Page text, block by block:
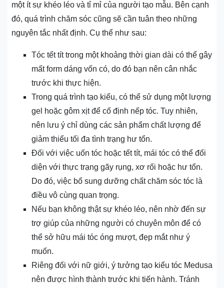
một ít sự khéo léo và tỉ mỉ của người tạo mẫu. Bên cạnh
đó, quá trình chăm sóc cũng sẽ cần tuân theo những
nguyên tắc nhất định. Cụ thể như sau:
Tóc tết tít trong một khoảng thời gian dài có thể gây
mất form dáng vốn có, do đó bạn nên cân nhắc
trước khi thực hiện.
Trong quá trình tạo kiểu, có thể sử dụng một lượng
gel hoặc gôm xịt để cố định nếp tóc. Tuy nhiên,
nên lưu ý chỉ dùng các sản phẩm chất lượng để
giảm thiểu tối đa tình trạng hư tổn.
Đối với việc uốn tóc hoặc tết tít, mái tóc có thể đối
diện với thực trạng gãy rụng, xơ rối hoặc hư tổn.
Do đó, việc bổ sung dưỡng chất chăm sóc tóc là
điều vô cùng quan trọng.
Nếu bạn không thật sự khéo léo, nên nhờ đến sự
trợ giúp của những người có chuyên môn để có
thể sở hữu mái tóc óng mượt, đẹp mắt như ý
muốn.
Riêng đối với nữ giới, ý tưởng tạo kiểu tóc Medusa
nên được hình thành trước khi tiến hành. Tránh